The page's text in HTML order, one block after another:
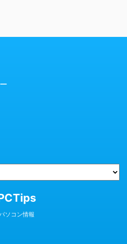
ソコン情報